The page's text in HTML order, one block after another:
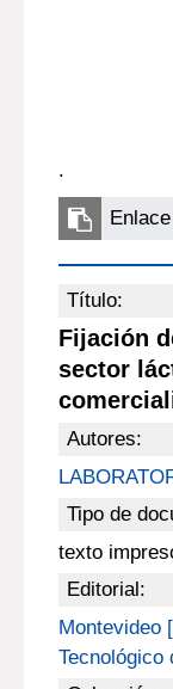
.
Título:
Fijación
sector
Autores:
Tipo de
texto
Editorial:
Montevideo
Tecnológico